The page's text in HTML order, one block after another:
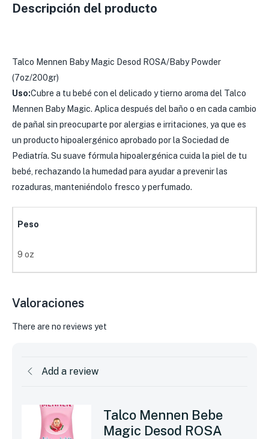
Descripción del producto
Talco Mennen Baby Magic Desod ROSA/Baby Powder
(7oz/200gr)
Uso:Cubre a tu bebé con el delicado y tierno aroma del Talco
Mennen Baby Magic. Aplica después del baño o en cada cambio
de pañal sin preocuparte por alergias e irritaciones, ya que es
un producto hipoalergénico aprobado por la Sociedad de
Pediatría. Su suave fórmula hipoalergénica cuida la piel de tu
bebé, rechazando la humedad para ayudar a prevenir las
rozaduras, manteniéndolo fresco y perfumado.
Peso
9 oz
Valoraciones
There are no reviews yet
Add a review
Talco Mennen Bebe
Magic Desod ROSA